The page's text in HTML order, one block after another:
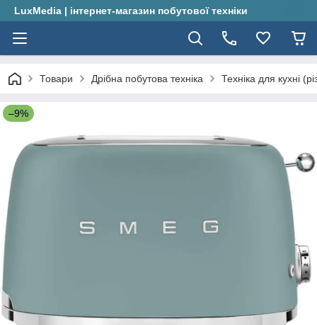
LuxMedia | інтернет-магазин побутової техніки
Товари Дрібна побутова техніка Техніка для кухні
–9%